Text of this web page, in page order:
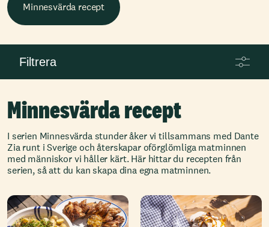
Minnesvärda recept
Filtrera
Minnesvärda recept
I serien Minnesvärda stunder åker vi tillsammans med Dante
Zia runt i Sverige och återskapar oförglömliga matminnen
med människor vi håller kärt. Här hittar du recepten från
serien, så att du kan skapa dina egna matminnen.